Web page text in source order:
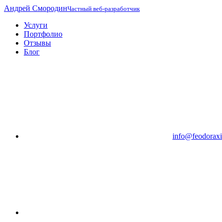
Андрей СмородинЧастный веб-разработчик
Услуги
Портфолио
Отзывы
Блог